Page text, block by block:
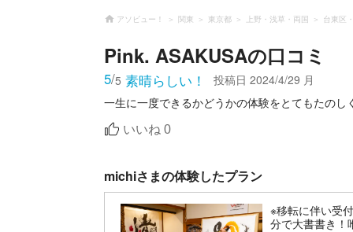
アソビュー！ 関東 東京都 上野・浅草・両国 台東区
Pink. ASAKUSAの口コミ
5/5 素晴らしい！ 投稿日 2024/4/29 月
一生に一度できるかどうかの体験をとてもたの
いいね 0
michiさまの体験したプラン
※移転に伴い受
分で大書書き！